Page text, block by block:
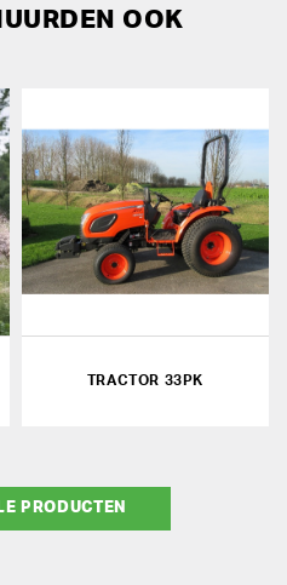
OOK
TRACTOR 33PK
PRODUCTEN